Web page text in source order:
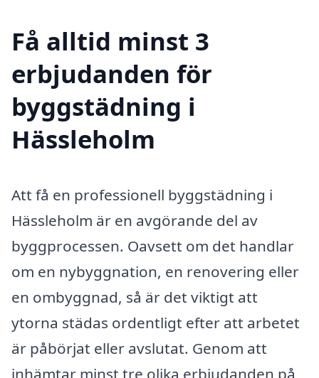
Få alltid minst 3
erbjudanden för
byggstädning i
Hässleholm
Att få en professionell byggstädning i
Hässleholm är en avgörande del av
byggprocessen. Oavsett om det handlar
om en nybyggnation, en renovering eller
en ombyggnad, så är det viktigt att
ytorna städas ordentligt efter att arbetet
är påbörjat eller avslutat. Genom att